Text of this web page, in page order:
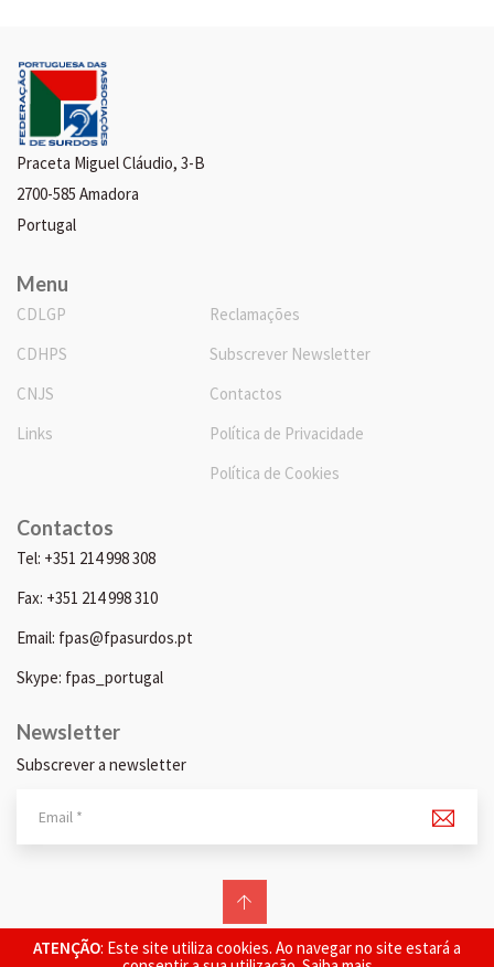
ATENÇÃO: Este site utiliza cookies. Ao navegar no site estará a
Praceta Miguel Cláudio, 3-B
2700-585 Amadora
Portugal
Menu
CDLGP
CDHPS
CNJS
Links
Reclamações
Subscrever Newsletter
Contactos
Política de Privacidade
Política de Cookies
Contactos
Tel: +351 214 998 308
Fax: +351 214 998 310
Email: fpas@fpasurdos.pt
Skype: fpas_portugal
Newsletter
Subscrever a newsletter
© 2026 FPAS. Todos os direitos reservados.